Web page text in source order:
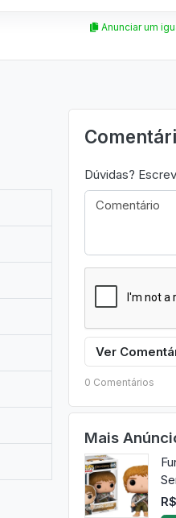
Anunciar um
Dúvidas?
Ver
0 Comentários
Mais